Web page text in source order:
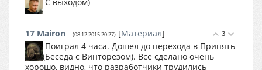
3
17 Mairon (08.12.2015 20:27) [Материал]
Поиграл 4 часа. Дошел до перехода в Припять
(Беседа с Винторезом). Все сделано очень
хорошо, видно, что разработчики трудились